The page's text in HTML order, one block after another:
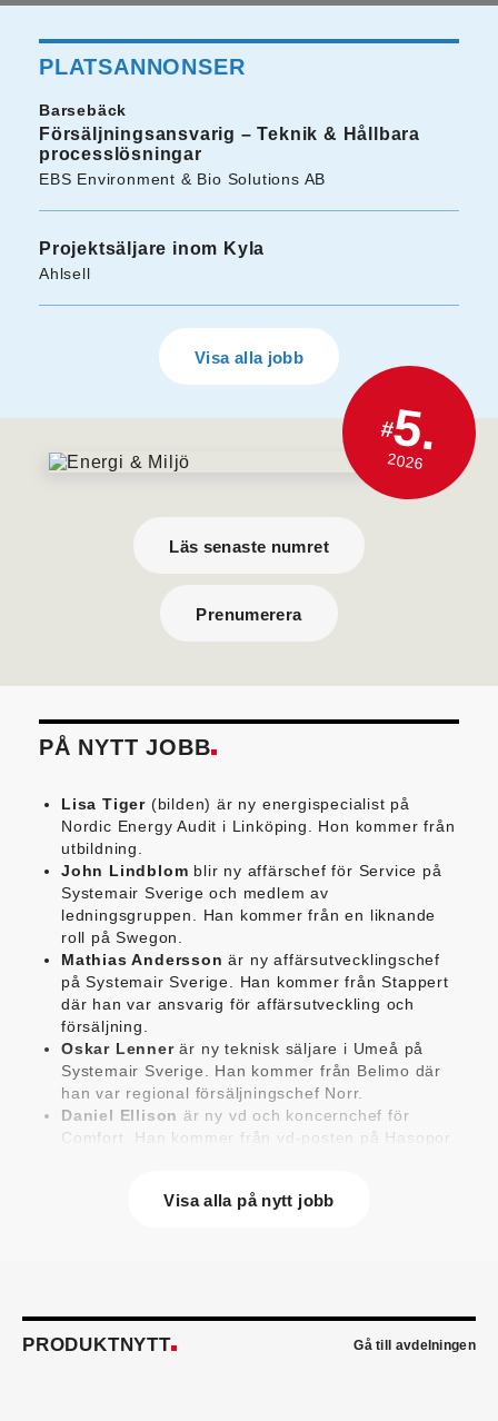
PLATSANNONSER
Barsebäck
Försäljningsansvarig – Teknik & Hållbara
processlösningar
EBS Environment & Bio Solutions AB
Projektsäljare inom Kyla
Ahlsell
Visa alla jobb
#5.
2026
Läs senaste numret
Prenumerera
PÅ NYTT JOBB
Lisa Tiger (bilden) är ny energispecialist på
Nordic Energy Audit i Linköping. Hon kommer från
utbildning.
John Lindblom blir ny affärschef för Service på
Systemair Sverige och medlem av
ledningsgruppen. Han kommer från en liknande
roll på Swegon.
Mathias Andersson är ny affärsutvecklingschef
på Systemair Sverige. Han kommer från Stappert
där han var ansvarig för affärsutveckling och
försäljning.
Oskar Lennerär ny teknisk säljare i Umeå på
Systemair Sverige. Han kommer från Belimo där
han var regional försäljningschef Norr.
Daniel Ellison är ny vd och koncernchef för
Comfort. Han kommer från vd-posten på Hasopor.
var försäljningschef i Skandinavien.
Anastasia Anderssonär ny utvecklare av
försäljningsprocesser och produktägare på
Visa alla på nytt jobb
PRODUKTNYTT Gå till avdelningen